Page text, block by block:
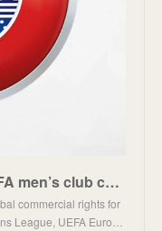
UC3 appoints Relevent as UEFA men’s club competitions global marketing and sales partner from 2027
commercial rights for
League, UEFA Euro…